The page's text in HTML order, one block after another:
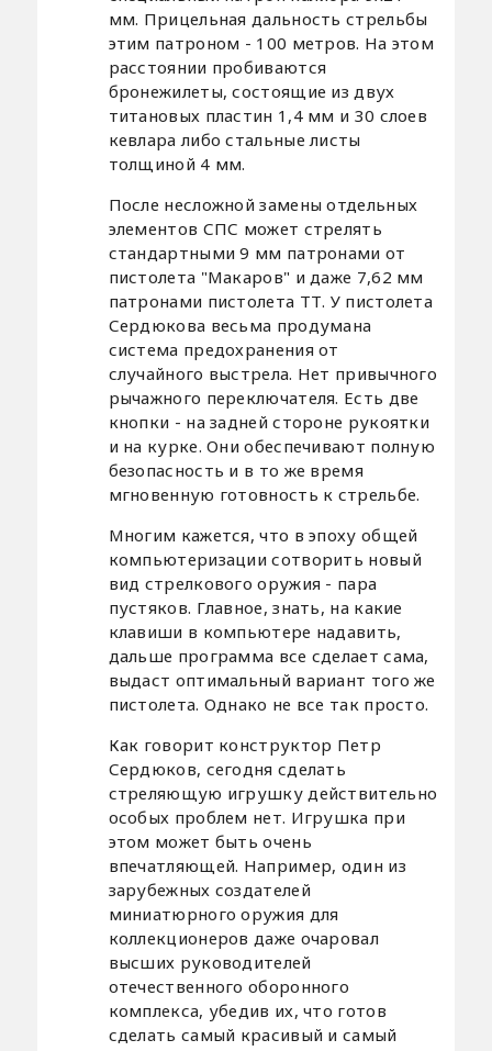
мм. Прицельная дальность стрельбы
этим патроном - 100 метров. На этом
расстоянии пробиваются
бронежилеты, состоящие из двух
титановых пластин 1,4 мм и 30 слоев
кевлара либо стальные листы
толщиной 4 мм.
После несложной замены отдельных
элементов СПС может стрелять
стандартными 9 мм патронами от
пистолета "Макаров" и даже 7,62 мм
патронами пистолета ТТ. У пистолета
Сердюкова весьма продумана
система предохранения от
случайного выстрела. Нет привычного
рычажного переключателя. Есть две
кнопки - на задней стороне рукоятки
и на курке. Они обеспечивают полную
безопасность и в то же время
мгновенную готовность к стрельбе.
Многим кажется, что в эпоху общей
компьютеризации сотворить новый
вид стрелкового оружия - пара
пустяков. Главное, знать, на какие
клавиши в компьютере надавить,
дальше программа все сделает сама,
выдаст оптимальный вариант того же
пистолета. Однако не все так просто.
Как говорит конструктор Петр
Сердюков, сегодня сделать
стреляющую игрушку действительно
особых проблем нет. Игрушка при
этом может быть очень
впечатляющей. Например, один из
зарубежных создателей
миниатюрного оружия для
коллекционеров даже очаровал
высших руководителей
отечественного оборонного
комплекса, убедив их, что готов
сделать самый красивый и самый